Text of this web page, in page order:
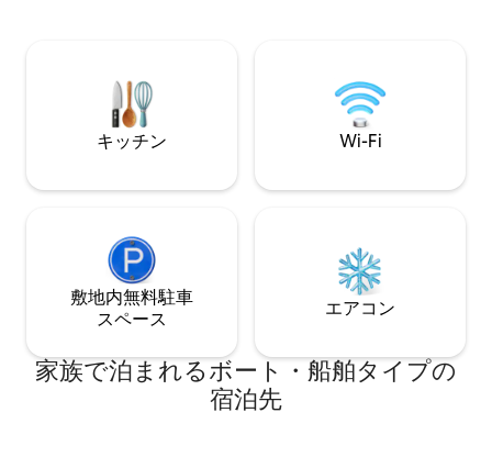
キッチン Wi-Fi
敷地内無料駐⁠車
ス⁠ペ⁠ー⁠ス
エアコン
家族で泊まれるボート・船舶タイプの
宿泊先